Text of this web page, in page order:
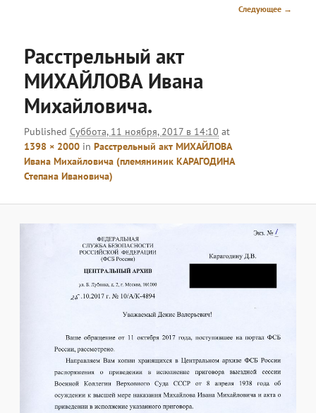
Навигация
Следующее →
Расстрельный акт
МИХАЙЛОВА Ивана
Михайловича.
PublishedСуббота, 11 ноября, 2017 в 14:10 at
1398 × 2000 inРасстрельный акт МИХАЙЛОВА
Ивана Михайловича (племяниник КАРАГОДИНА
Степана Ивановича)